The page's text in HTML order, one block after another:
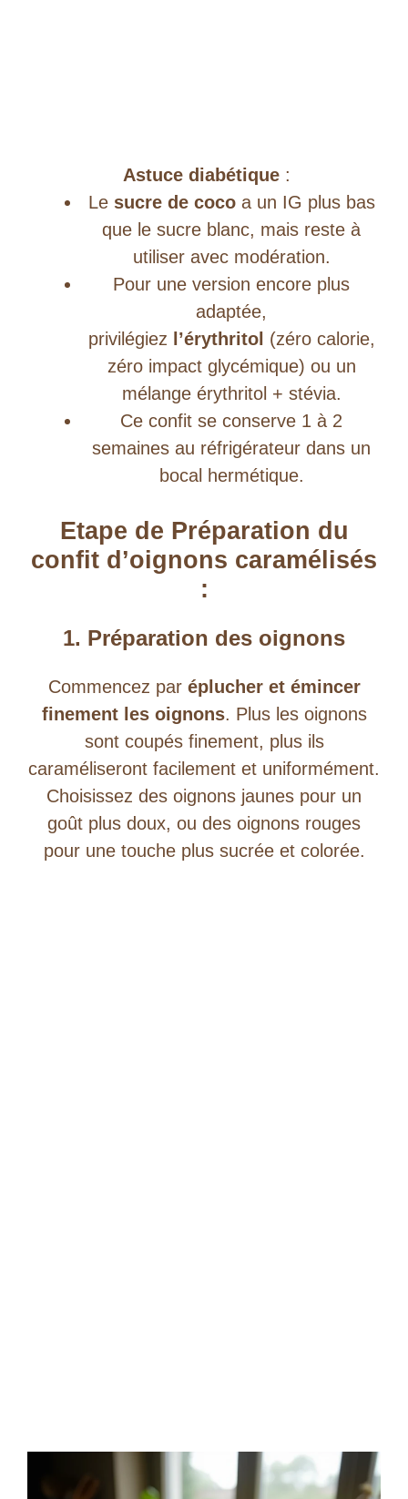
Astuce diabétique :
Le sucre de cocoa un IG plus bas
que le sucre blanc, mais reste à
utiliser avec modération.
Pour une version encore plus
adaptée,
privilégiez
l’érythritol (zéro calorie,
zéro impact glycémique) ou un
mélange érythritol + stévia.
Ce confit se conserve 1 à 2
semaines au réfrigérateur dans un
bocal hermétique.
Etape de Préparation du
confit d’oignons caramélisés
:
1. Préparation des oignons
Commencez par éplucher et émincer
finement les oignons. Plus les oignons
sont coupés finement, plus ils
caraméliseront facilement et uniformément.
Choisissez des oignons jaunes pour un
goût plus doux, ou des oignons rouges
pour une touche plus sucrée et colorée.